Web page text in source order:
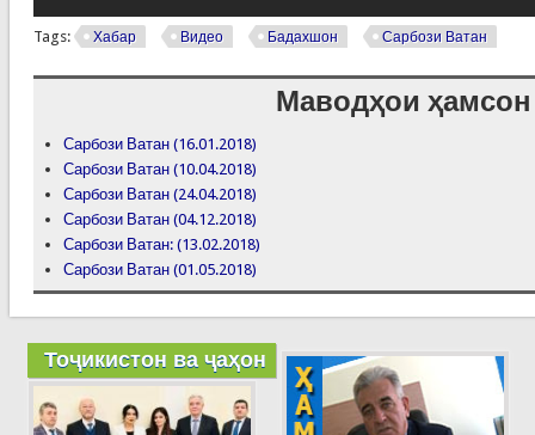
Tags: Хабар Видео Бадахшон Сарбози Ватан
Маводҳои ҳамсон
Сарбози Ватан (16.01.2018)
Сарбози Ватан (10.04.2018)
Сарбози Ватан (24.04.2018)
Сарбози Ватан (04.12.2018)
Сарбози Ватан: (13.02.2018)
Сарбози Ватан (01.05.2018)
Тоҷикистон ва ҷаҳон